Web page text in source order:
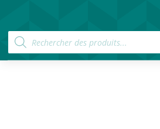
Recherche
de
produits